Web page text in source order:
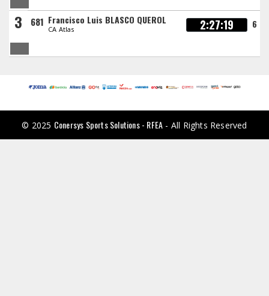
3 681 Francisco Luis BLASCO QUEROL
CA Atlas 2:27:19 6
© 2025 Conersys Sports Solutions - RFEA - All Rights Reserved